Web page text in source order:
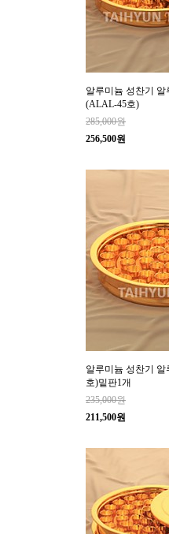
알루미늄 성찬기 알
(ALAL-45호)
285,000원
256,500원
알루미늄 성찬기
호)밑판1개
235,000원
211,500원